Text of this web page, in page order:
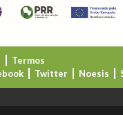
Termos
Twitter Noesis